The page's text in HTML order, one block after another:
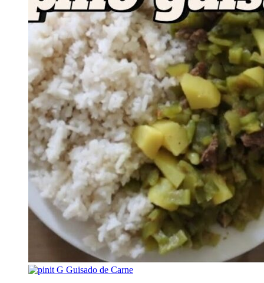
G Guisado de Carne